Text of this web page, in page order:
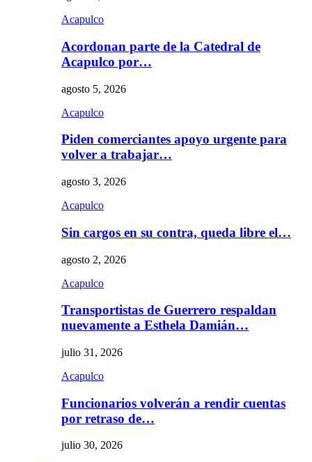
Acapulco
Acordonan parte de la Catedral de
Acapulco por…
agosto 5, 2026
Acapulco
Piden comerciantes apoyo urgente para
volver a trabajar…
agosto 3, 2026
Acapulco
Sin cargos en su contra, queda libre el…
agosto 2, 2026
Acapulco
Transportistas de Guerrero respaldan
nuevamente a Esthela Damián…
julio 31, 2026
Acapulco
Funcionarios volverán a rendir cuentas
por retraso de…
julio 30, 2026